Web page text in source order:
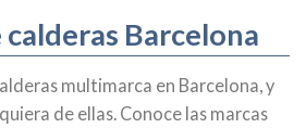
calderas Barcelona
multimarca en Barcelona, y
de ellas. Conoce las marcas